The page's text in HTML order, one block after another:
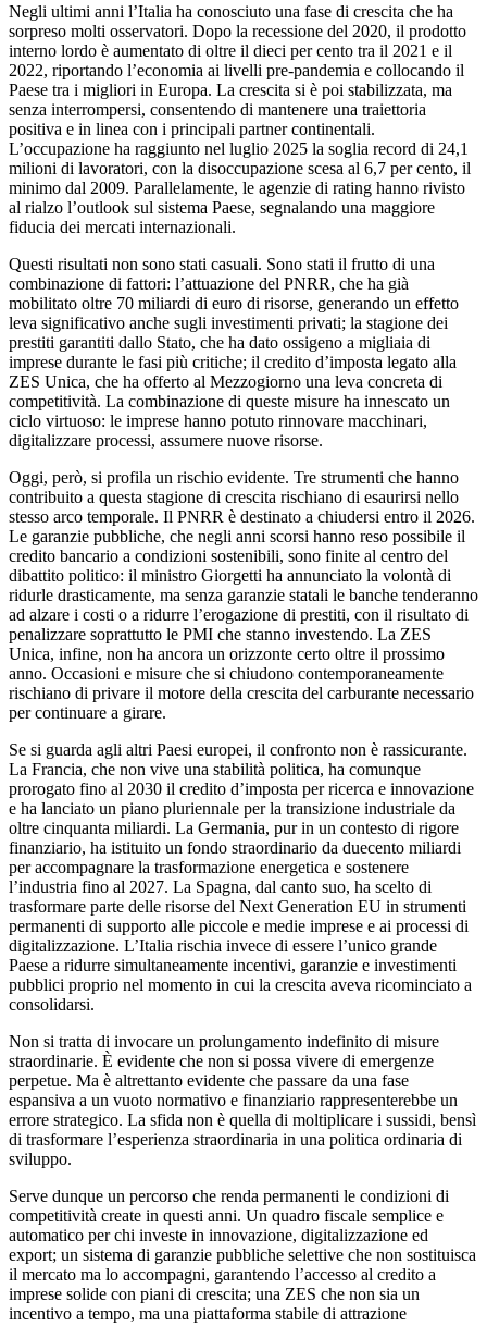
Negli ultimi anni l’Italia ha conosciuto una fase di crescita che ha
sorpreso molti osservatori. Dopo la recessione del 2020, il prodotto
interno lordo è aumentato di oltre il dieci per cento tra il 2021 e il
2022, riportando l’economia ai livelli pre-pandemia e collocando il
Paese tra i migliori in Europa. La crescita si è poi stabilizzata, ma
senza interrompersi, consentendo di mantenere una traiettoria
positiva e in linea con i principali partner continentali.
L’occupazione ha raggiunto nel luglio 2025 la soglia record di 24,1
milioni di lavoratori, con la disoccupazione scesa al 6,7 per cento, il
minimo dal 2009. Parallelamente, le agenzie di rating hanno rivisto
al rialzo l’outlook sul sistema Paese, segnalando una maggiore
fiducia dei mercati internazionali.
Questi risultati non sono stati casuali. Sono stati il frutto di una
combinazione di fattori: l’attuazione del PNRR, che ha già
mobilitato oltre 70 miliardi di euro di risorse, generando un effetto
leva significativo anche sugli investimenti privati; la stagione dei
prestiti garantiti dallo Stato, che ha dato ossigeno a migliaia di
imprese durante le fasi più critiche; il credito d’imposta legato alla
ZES Unica, che ha offerto al Mezzogiorno una leva concreta di
competitività. La combinazione di queste misure ha innescato un
ciclo virtuoso: le imprese hanno potuto rinnovare macchinari,
digitalizzare processi, assumere nuove risorse.
Oggi, però, si profila un rischio evidente. Tre strumenti che hanno
contribuito a questa stagione di crescita rischiano di esaurirsi nello
stesso arco temporale. Il PNRR è destinato a chiudersi entro il 2026.
Le garanzie pubbliche, che negli anni scorsi hanno reso possibile il
credito bancario a condizioni sostenibili, sono finite al centro del
dibattito politico: il ministro Giorgetti ha annunciato la volontà di
ridurle drasticamente, ma senza garanzie statali le banche tenderanno
ad alzare i costi o a ridurre l’erogazione di prestiti, con il risultato di
penalizzare soprattutto le PMI che stanno investendo. La ZES
Unica, infine, non ha ancora un orizzonte certo oltre il prossimo
anno. Occasioni e misure che si chiudono contemporaneamente
rischiano di privare il motore della crescita del carburante necessario
per continuare a girare.
Se si guarda agli altri Paesi europei, il confronto non è rassicurante.
La Francia, che non vive una stabilità politica, ha comunque
prorogato fino al 2030 il credito d’imposta per ricerca e innovazione
e ha lanciato un piano pluriennale per la transizione industriale da
oltre cinquanta miliardi. La Germania, pur in un contesto di rigore
finanziario, ha istituito un fondo straordinario da duecento miliardi
per accompagnare la trasformazione energetica e sostenere
l’industria fino al 2027. La Spagna, dal canto suo, ha scelto di
trasformare parte delle risorse del Next Generation EU in strumenti
permanenti di supporto alle piccole e medie imprese e ai processi di
digitalizzazione. L’Italia rischia invece di essere l’unico grande
Paese a ridurre simultaneamente incentivi, garanzie e investimenti
pubblici proprio nel momento in cui la crescita aveva ricominciato a
consolidarsi.
Non si tratta di invocare un prolungamento indefinito di misure
straordinarie. È evidente che non si possa vivere di emergenze
perpetue. Ma è altrettanto evidente che passare da una fase
espansiva a un vuoto normativo e finanziario rappresenterebbe un
errore strategico. La sfida non è quella di moltiplicare i sussidi, bensì
di trasformare l’esperienza straordinaria in una politica ordinaria di
sviluppo.
Serve dunque un percorso che renda permanenti le condizioni di
competitività create in questi anni. Un quadro fiscale semplice e
automatico per chi investe in innovazione, digitalizzazione ed
export; un sistema di garanzie pubbliche selettive che non sostituisca
il mercato ma lo accompagni, garantendo l’accesso al credito a
imprese solide con piani di crescita; una ZES che non sia un
incentivo a tempo, ma una piattaforma stabile di attrazione